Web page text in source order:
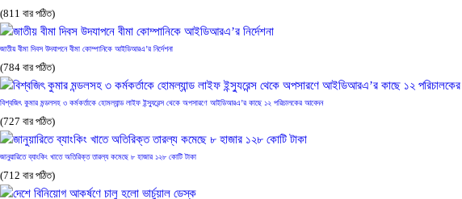
(811 বার পঠিত)
জাতীয় বীমা দিবস উদযাপনে বীমা কোম্পানিকে আইডিআরএ’র নির্দেশনা
(784 বার পঠিত)
বিশ্বজিৎ কুমার মন্ডলসহ ৩ কর্মকর্তাকে হোমল্যান্ড লাইফ ইন্স্যুরেন্স থেকে অপসারণে আইডিআরএ’র কাছে ১২ পরিচালকের আবেদন
(727 বার পঠিত)
জানুয়ারিতে ব্যাংকিং খাতে অতিরিক্ত তারল্য কমেছে ৮ হাজার ১২৮ কোটি টাকা
(712 বার পঠিত)